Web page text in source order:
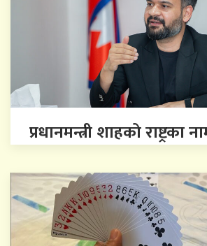
प्रधानमन्त्री शाहको राष्ट्रका